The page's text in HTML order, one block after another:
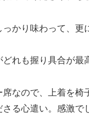
っかり味わって、
れも握り具合が最
席なので、上着を
る心遣い。感激で